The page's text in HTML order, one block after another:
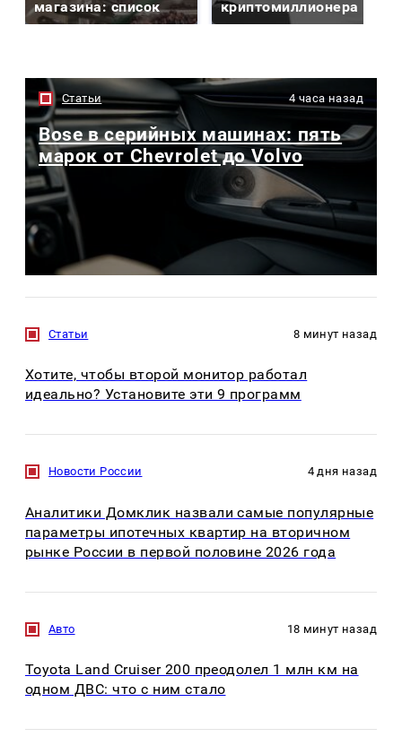
магазина: список криптомиллионера
Статьи 4 часа назад
Bose в серийных машинах: пять
марок от Chevrolet до Volvo
Статьи 8 минут назад
Хотите, чтобы второй монитор работал
идеально? Установите эти 9 программ
Новости России 4 дня назад
Аналитики Домклик назвали самые популярные
параметры ипотечных квартир на вторичном
рынке России в первой половине 2026 года
Авто 18 минут назад
Toyota Land Cruiser 200 преодолел 1 млн км на
одном ДВС: что с ним стало